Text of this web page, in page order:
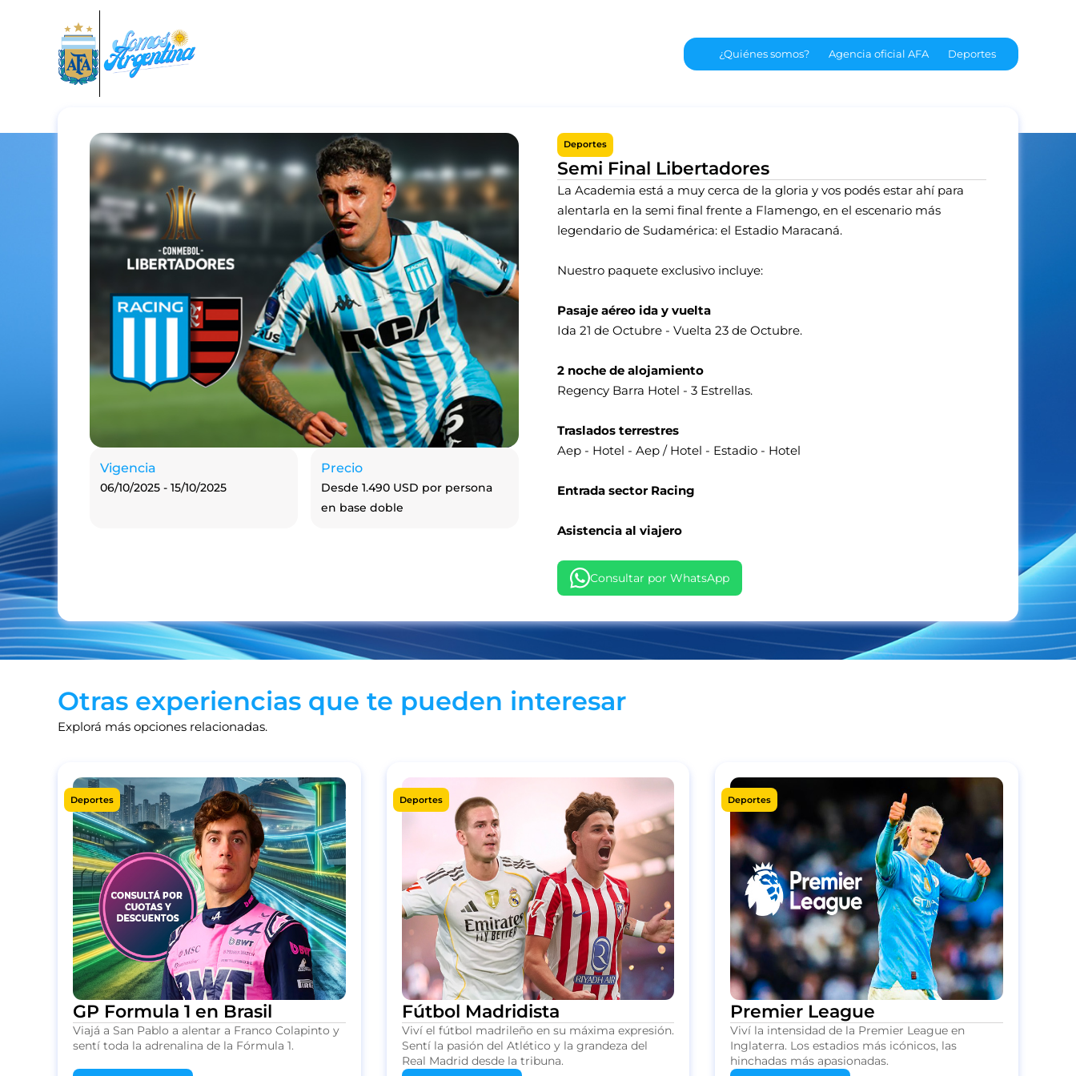
¿Quiénes somos? Agencia oficial AFA Deportes
Vigencia
06/10/2025 - 15/10/2025
Precio
Desde 1.490 USD por persona
en base doble
Deportes
Semi Final Libertadores
La Academia está a muy cerca de la gloria y vos podés estar ahí para
alentarla en la semi final frente a Flamengo, en el escenario más
legendario de Sudamérica: el Estadio Maracaná.
Nuestro paquete exclusivo incluye:
Pasaje aéreo ida y vuelta
Ida 21 de Octubre - Vuelta 23 de Octubre.
2 noche de alojamiento
Regency Barra Hotel - 3 Estrellas.
Traslados terrestres
Aep - Hotel - Aep / Hotel - Estadio - Hotel
Entrada sector Racing
Asistencia al viajero
Consultar por WhatsApp
Otras experiencias que te pueden interesar
Explorá más opciones relacionadas.
Deportes
GP Formula 1 en Brasil
Viajá a San Pablo a alentar a Franco Colapinto y
sentí toda la adrenalina de la Fórmula 1.
Deportes
Fútbol Madridista
Viví el fútbol madrileño en su máxima expresión.
Sentí la pasión del Atlético y la grandeza del
Real Madrid desde la tribuna.
Deportes
Premier League
Viví la intensidad de la Premier League en
Inglaterra. Los estadios más icónicos, las
hinchadas más apasionadas.